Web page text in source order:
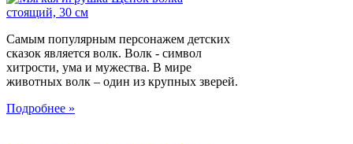
Самым популярным персонажем детских
сказок является волк. Волк - символ
хитрости, ума и мужества. В мире
животных волк – один из крупных зверей.
Подробнее »